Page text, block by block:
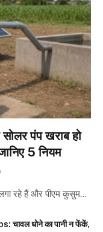
पंप खराब हो
5 नियम
रहे हैं और पीएम कुसुम…
धोने का पानी न फेंकें,